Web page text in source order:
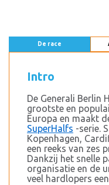
De race
Intro
De Generali Berlin
grootste en
Europa en maakt
SuperHalfs -serie.
Kopenhagen,
een reeks van zes
Dankzij het snelle
organisatie en de
veel hardlopers